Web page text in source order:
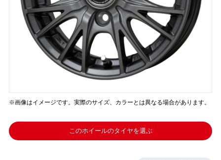
※画像はイメージです。実際のサイズ、カラーとは異なる場合があります。
このホイールのタイヤを選ぶ